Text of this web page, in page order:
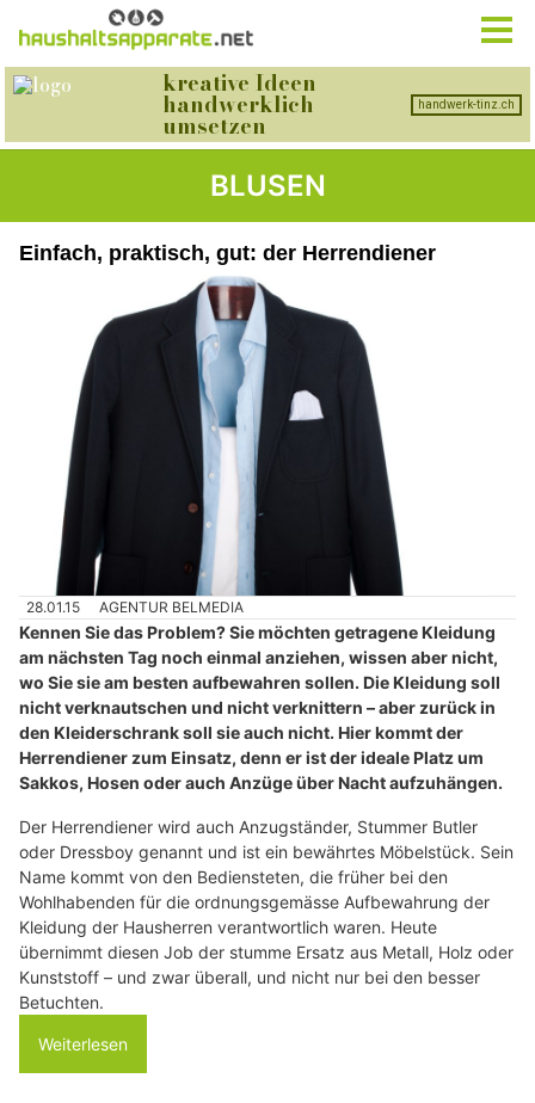
BLUSEN
Einfach, praktisch, gut: der Herrendiener
28.01.15 AGENTUR BELMEDIA
Kennen Sie das Problem? Sie möchten getragene Kleidung
am nächsten Tag noch einmal anziehen, wissen aber nicht,
wo Sie sie am besten aufbewahren sollen. Die Kleidung soll
nicht verknautschen und nicht verknittern – aber zurück in
den Kleiderschrank soll sie auch nicht. Hier kommt der
Herrendiener zum Einsatz, denn er ist der ideale Platz um
Sakkos, Hosen oder auch Anzüge über Nacht aufzuhängen.
Der Herrendiener wird auch Anzugständer, Stummer Butler
oder Dressboy genannt und ist ein bewährtes Möbelstück. Sein
Name kommt von den Bediensteten, die früher bei den
Wohlhabenden für die ordnungsgemässe Aufbewahrung der
Kleidung der Hausherren verantwortlich waren. Heute
übernimmt diesen Job der stumme Ersatz aus Metall, Holz oder
Kunststoff – und zwar überall, und nicht nur bei den besser
Betuchten.
Weiterlesen